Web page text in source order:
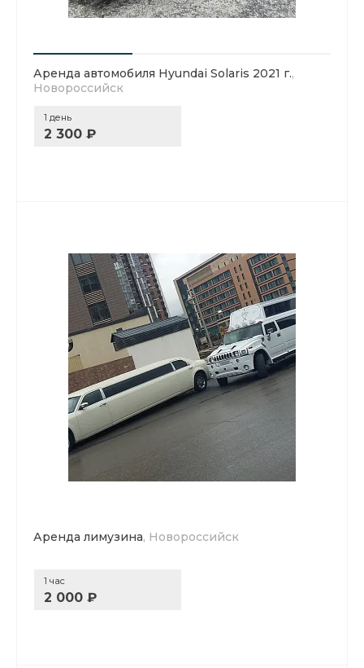
Аренда автомобиля Hyundai Solaris 2021 г.,
Новороссийск
1 день
2 300 ₽
Аренда лимузина, Новороссийск
1 час
2 000 ₽